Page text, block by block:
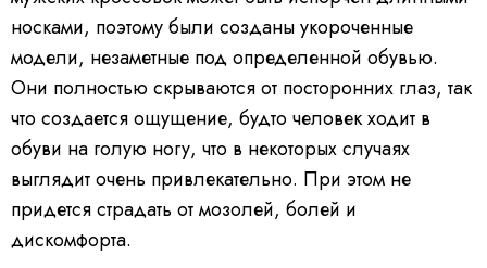
носками, поэтому были созданы укороченные
модели, незаметные под определенной обувью.
Они полностью скрываются от посторонних глаз, так
что создается ощущение, будто человек ходит в
обуви на голую ногу, что в некоторых случаях
выглядит очень привлекательно. При этом не
придется страдать от мозолей, болей и
дискомфорта.